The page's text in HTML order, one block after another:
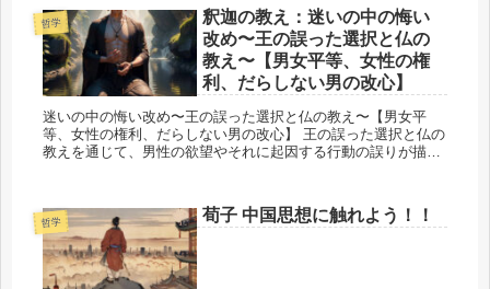
哲学
釈迦の教え：迷いの中の悔い
改め〜王の誤った選択と仏の
教え〜【男女平等、女性の権
利、だらしない男の改心】
迷いの中の悔い改め〜王の誤った選択と仏の教え〜【男女平
等、女性の権利、だらしない男の改心】 王の誤った選択と仏の
教えを通じて、男性の欲望やそれに起因する行動の誤りが描か
哲学 荀子 中国思想に触れよう！！